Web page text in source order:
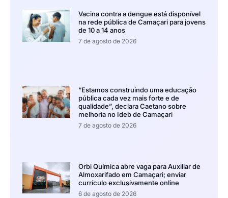
Vacina contra a dengue está disponível
na rede pública de Camaçari para jovens
de 10 a 14 anos
7 de agosto de 2026
“Estamos construindo uma educação
pública cada vez mais forte e de
qualidade”, declara Caetano sobre
melhoria no Ideb de Camaçari
7 de agosto de 2026
Orbi Química abre vaga para Auxiliar de
Almoxarifado em Camaçari; enviar
currículo exclusivamente online
6 de agosto de 2026